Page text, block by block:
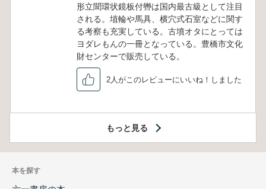
形立聞環状鏡板付轡は国内最古級として注目
される。埴輪や馬具、横穴式石室などに関す
る考察も充実している。古墳オタにとっては
ヨダレもんの一冊となっている。豊橋市文化
財センターで販売している。
2人がこのレビューにいいね！しました
もっと見る
本を探す